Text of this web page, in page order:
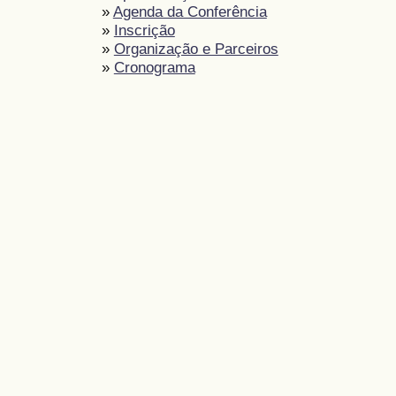
» Agenda da Conferência
» Inscrição
» Organização e Parceiros
» Cronograma